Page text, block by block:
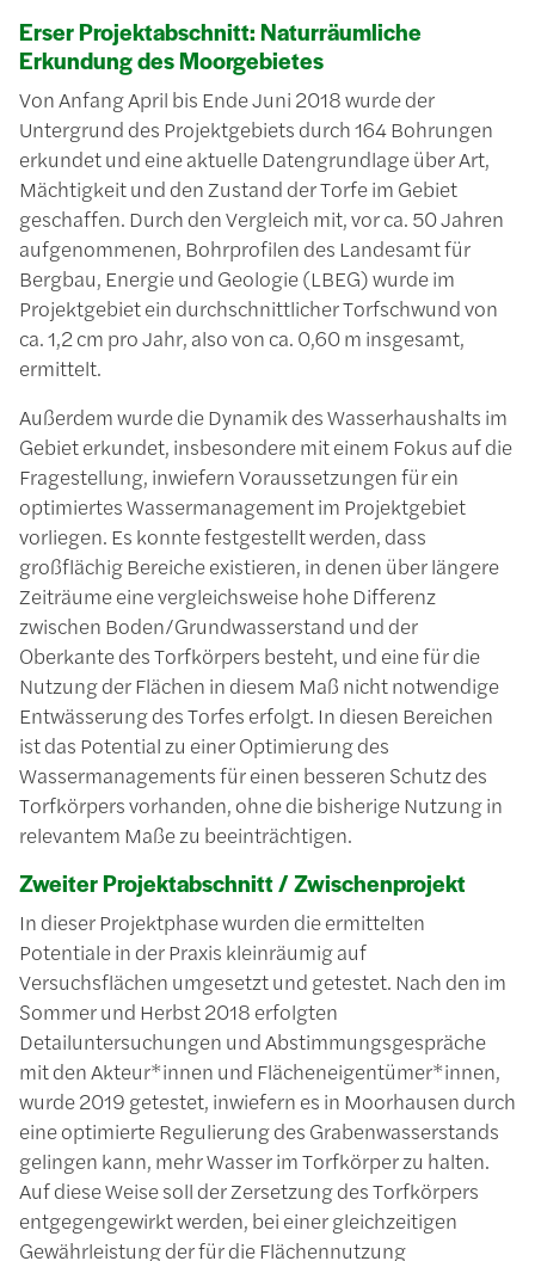
Erser Projektabschnitt: Naturräumliche
Erkundung des Moorgebietes
Von Anfang April bis Ende Juni 2018 wurde der
Untergrund des Projektgebiets durch 164 Bohrungen
erkundet und eine aktuelle Datengrundlage über Art,
Mächtigkeit und den Zustand der Torfe im Gebiet
geschaffen. Durch den Vergleich mit, vor ca. 50 Jahren
aufgenommenen, Bohrprofilen des Landesamt für
Bergbau, Energie und Geologie (LBEG) wurde im
Projektgebiet ein durchschnittlicher Torfschwund von
ca. 1,2 cm pro Jahr, also von ca. 0,60 m insgesamt,
ermittelt.
Außerdem wurde die Dynamik des Wasserhaushalts im
Gebiet erkundet, insbesondere mit einem Fokus auf die
Fragestellung, inwiefern Voraussetzungen für ein
optimiertes Wassermanagement im Projektgebiet
vorliegen. Es konnte festgestellt werden, dass
großflächig Bereiche existieren, in denen über längere
Zeiträume eine vergleichsweise hohe Differenz
zwischen Boden/Grundwasserstand und der
Oberkante des Torfkörpers besteht, und eine für die
Nutzung der Flächen in diesem Maß nicht notwendige
Entwässerung des Torfes erfolgt. In diesen Bereichen
ist das Potential zu einer Optimierung des
Wassermanagements für einen besseren Schutz des
Torfkörpers vorhanden, ohne die bisherige Nutzung in
relevantem Maße zu beeinträchtigen.
Zweiter Projektabschnitt / Zwischenprojekt
In dieser Projektphase wurden die ermittelten
Potentiale in der Praxis kleinräumig auf
Versuchsflächen umgesetzt und getestet. Nach den im
Sommer und Herbst 2018 erfolgten
Detailuntersuchungen und Abstimmungsgespräche
mit den Akteur*innen und Flächeneigentümer*innen,
wurde 2019 getestet, inwiefern es in Moorhausen durch
eine optimierte Regulierung des Grabenwasserstands
gelingen kann, mehr Wasser im Torfkörper zu halten.
Auf diese Weise soll der Zersetzung des Torfkörpers
entgegengewirkt werden, bei einer gleichzeitigen
Gewährleistung der für die Flächennutzung